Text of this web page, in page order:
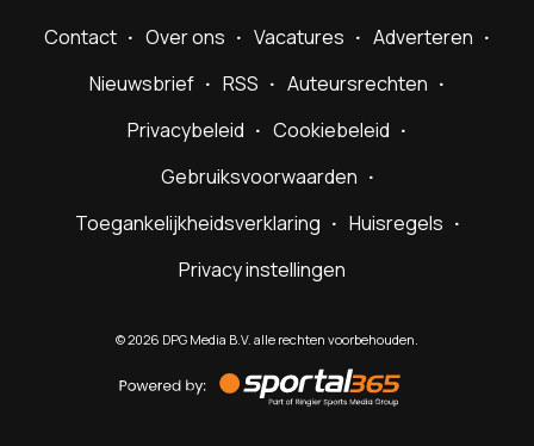
Contact Over ons Vacatures
Adverteren
Nieuwsbrief
RSS
Auteursrechten
Privacybeleid
Cookiebeleid
Gebruiksvoorwaarden
Toegankelijkheidsverklaring
Huisregels
Privacy instellingen
©2026 DPG Media B.V. alle rechten voorbehouden.
by
Sportal365